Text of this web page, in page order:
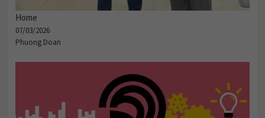
Home
07/03/2026
Phuong Doan